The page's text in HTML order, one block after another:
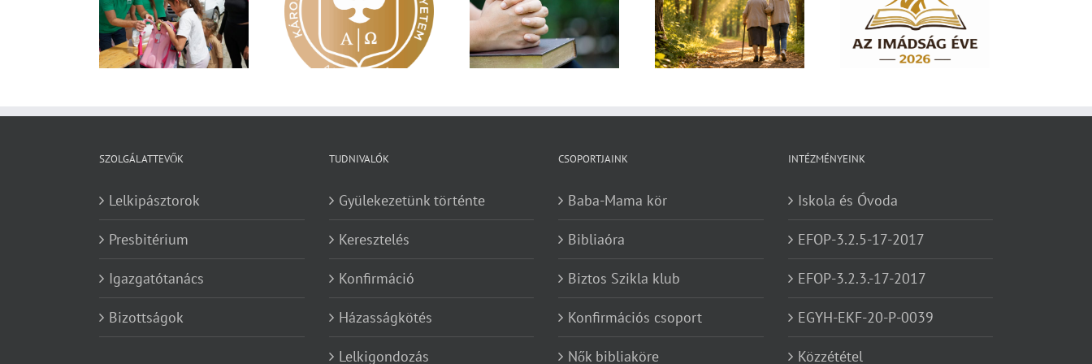
Nagy érdeklődés övezi a
Károli képzéseit
Vasárnapi üzenet –
Zsoltárok 149
Egy fa kidől, messze
hangzik. Nő az erdő, ki
hallja? – Diakónusok
vasárnapja – II. rész
Imádság éve 2026 – El
nem hagylak téged
SZOLGÁLATTEVŐK
Lelkipásztorok
Presbitérium
Igazgatótanács
Bizottságok
TUDNIVALÓK
Gyülekezetünk történte
Keresztelés
Konfirmáció
Házasságkötés
Lelkigondozás
CSOPORTJAINK
Baba-Mama kör
Bibliaóra
Biztos Szikla klub
Konfirmációs csoport
Nők bibliaköre
INTÉZMÉNYEINK
Iskola és Óvoda
EFOP-3.2.5-17-2017
EFOP-3.2.3.-17-2017
EGYH-EKF-20-P-0039
Közzététel